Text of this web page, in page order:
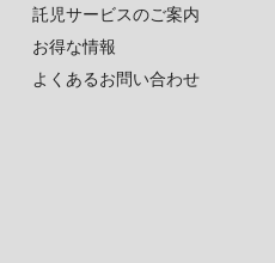
託児サービスのご案内
お得な情報
よくあるお問い合わせ